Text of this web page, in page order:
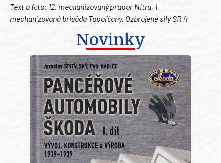
Text a foto: 12. mechanizovaný prápor Nitra, 1.
mechanizovaná brigáda Topoľčany, Ozbrojené sily SR /r
Novinky